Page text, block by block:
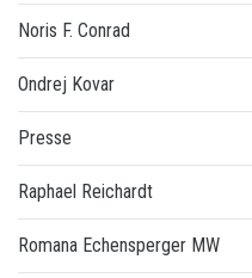
Noris F. Conrad
Ondrej Kovar
Presse
Raphael Reichardt
Romana Echensperger MW